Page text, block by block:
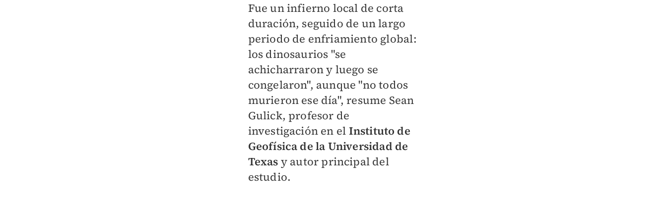
Fue un infierno local de corta
duración, seguido de un largo
periodo de enfriamiento global:
los dinosaurios "se
achicharraron y luego se
congelaron", aunque "no todos
murieron ese día", resume Sean
Gulick, profesor de
investigación en el Instituto de
Geofísica de la Universidad de
Texas y autor principal del
estudio.